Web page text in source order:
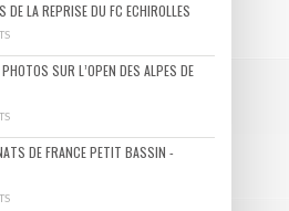
DE LA REPRISE DU FC ECHIROLLES
SUR L’OPEN DES ALPES DE
DE FRANCE PETIT BASSIN -